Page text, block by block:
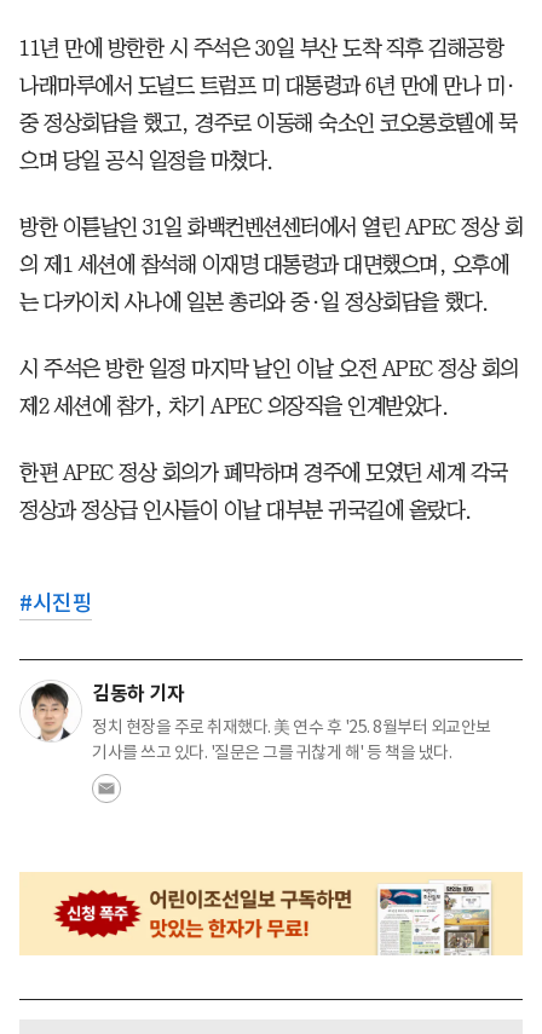
11년 만에 방한한 시 주석은 30일 부산 도착 직후 김해공항
나래마루에서 도널드 트럼프 미 대통령과 6년 만에 만나 미·
중 정상회담을 했고, 경주로 이동해 숙소인 코오롱호텔에 묵
으며 당일 공식 일정을 마쳤다.
방한 이튿날인 31일 화백컨벤션센터에서 열린 APEC 정상 회
의 제1 세션에 참석해 이재명 대통령과 대면했으며, 오후에
는 다카이치 사나에 일본 총리와 중·일 정상회담을 했다.
시 주석은 방한 일정 마지막 날인 이날 오전 APEC 정상 회의
제2 세션에 참가, 차기 APEC 의장직을 인계받았다.
한편 APEC 정상 회의가 폐막하며 경주에 모였던 세계 각국
정상과 정상급 인사들이 이날 대부분 귀국길에 올랐다.
#시진핑
김동하 기자
정치 현장을 주로 취재했다. 美 연수 후 '25. 8월부터 외교안보
기사를 쓰고 있다. '질문은 그를 귀찮게 해' 등 책을 냈다.